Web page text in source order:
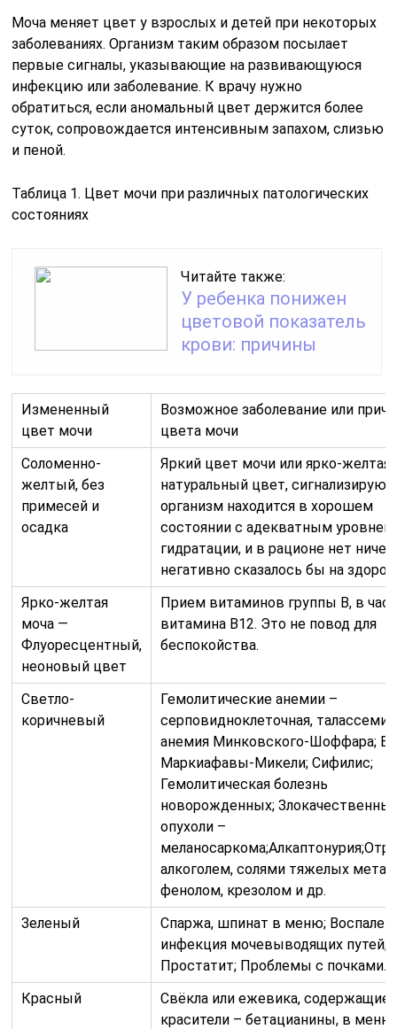
Моча меняет цвет у взрослых и детей при некоторых
заболеваниях. Организм таким образом посылает
первые сигналы, указывающие на развивающуюся
инфекцию или заболевание. К врачу нужно
обратиться, если аномальный цвет держится более
суток, сопровождается интенсивным запахом, слизью
и пеной.
Таблица 1. Цвет мочи при различных патологических
состояниях
Читайте также:
У ребенка понижен
цветовой показатель
крови: причины
Измененный
цвет мочи
Возможное заболевание или
цвета мочи
Соломенно-
желтый, без
примесей и
осадка
Яркий цвет мочи или ярко-желтая
натуральный цвет,
организм находится в хорошем
состоянии с адекватным уровнем
гидратации, и в рационе нет
негативно сказалось бы на
Ярко-желтая
моча —
Флуоресцентный,
неоновый цвет
Прием витаминов группы В, в
витамина В12. Это не повод для
беспокойства.
Светло-
коричневый
Гемолитические анемии –
серповидноклеточная,
анемия Минковского-Шоффара;
Маркиафавы-Микели; Сифилис;
Гемолитическая болезнь
новорожденных;
опухоли –
алкоголем, солями тяжелых
фенолом, крезолом и др.
Зеленый
Спаржа, шпинат в меню;
инфекция мочевыводящих путей;
Простатит; Проблемы с почками.
Красный
Свёкла или ежевика, содержащие
красители – бетацианины, в меню.